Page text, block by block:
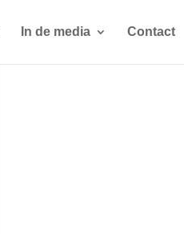
In de media Contact